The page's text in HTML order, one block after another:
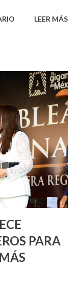
Montañez
cerca de 90 mil
en la calle
de Octubre, con
se
Señora de la
de Septiembre, en
comunidad
LEER MÁS
PARA